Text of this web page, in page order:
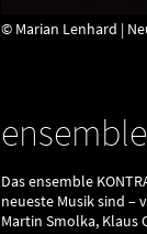
© Marian Lenhard |
Das ensemble
neueste Musik sind –
Martin Smolka, Klaus